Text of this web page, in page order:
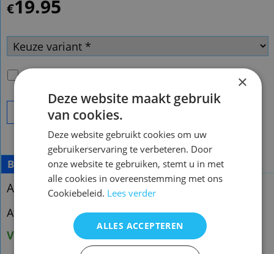
€19.95
Passende batterijen
Bestel
Beschrijving Meer
Afstandsbediening Sony rm-ea005
Afstandsbediening Sony rm-ea005
Voorraad origineel :1
×
Deze website maakt gebruik
van cookies.
Deze website gebruikt cookies om uw
gebruikerservaring te verbeteren. Door
onze website te gebruiken, stemt u in met
alle cookies in overeenstemming met ons
Cookiebeleid. Lees verder
ALLES ACCEPTEREN